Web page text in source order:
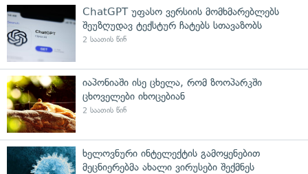
ChatGPT უფასო ვერსიის მომხმარებლებს
შეუზღუდავ ტექსტურ ჩატებს სთავაზობს
2 საათის წინ
იაპონიაში ისე ცხელა, რომ ზოოპარკში
ცხოველები იხოცებიან
2 საათის წინ
ხელოვნური ინტელექტის გამოყენებით
მეცნიერებმა ახალი ვირუსები შექმნეს